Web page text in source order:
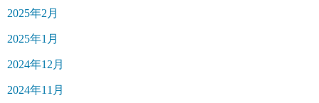
2025年2月
2025年1月
2024年12月
2024年11月